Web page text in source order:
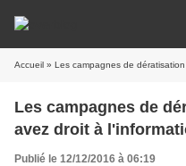
Accueil » Les campagnes de
Les campagnes de
avez droit à
Publié le 12/12/2016 à 06:19